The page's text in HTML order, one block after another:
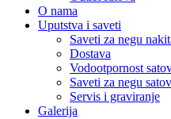
O nama
Uputstva i saveti
Saveti za negu
Dostava
Vodootpornost
Saveti za negu
Servis i graviranje
Galerija